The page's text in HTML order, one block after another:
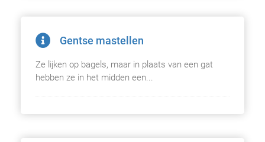
Gentse mastellen
Ze lijken op bagels, maar in plaats van een gat
hebben ze in het midden een...